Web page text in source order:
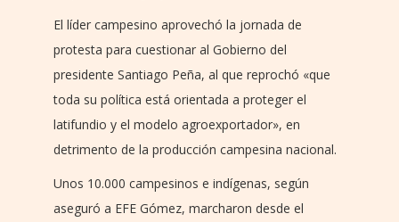
El líder campesino aprovechó la jornada de
protesta para cuestionar al Gobierno del
presidente Santiago Peña, al que reprochó «que
toda su política está orientada a proteger el
latifundio y el modelo agroexportador», en
detrimento de la producción campesina nacional.
Unos 10.000 campesinos e indígenas, según
aseguró a EFE Gómez, marcharon desde el